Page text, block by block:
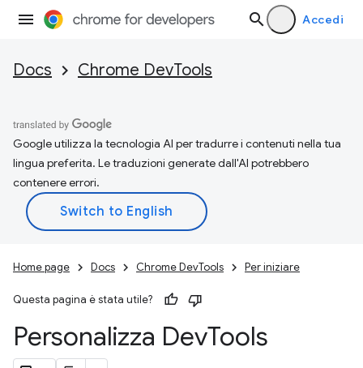
Accedi
Docs Chrome DevTools
Google utilizza la tecnologia AI per tradurre i contenuti nella tua
lingua preferita. Le traduzioni generate dall'AI potrebbero
contenere errori.
Home page Docs Chrome DevTools Per iniziare
Questa pagina è stata utile?
Personalizza DevTools